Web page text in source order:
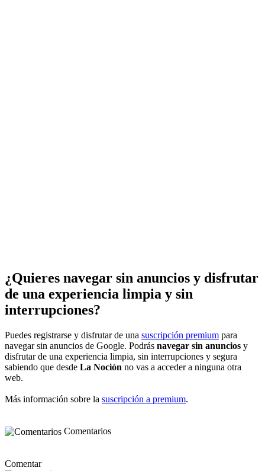
¿Quieres navegar sin anuncios y disfrutar
de una experiencia limpia y sin
interrupciones?
Puedes registrarse y disfrutar de una suscripción premium para
navegar sin anuncios de Google. Podrás navegar sin anuncios y
disfrutar de una experiencia limpia, sin interrupciones y segura
sabiendo que desde La Noción no vas a acceder a ninguna otra
web.
Más información sobre la suscripción a premium.
Comentarios
Comentar